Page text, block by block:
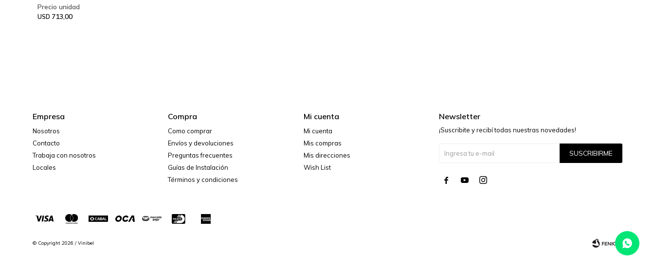
USD 713,00
Empresa
Nosotros
Contacto
Trabaja con nosotros
Locales
Compra
Como comprar
Envíos y devoluciones
Preguntas frecuentes
Guías de Instalación
Términos y condiciones
Mi cuenta
Mi cuenta
Mis compras
Mis direcciones
Wish List
Newsletter
¡Suscribite y recibí todas nuestras novedades!
SUSCRIBIRME
  
© Copyright 2026 / Vinibel